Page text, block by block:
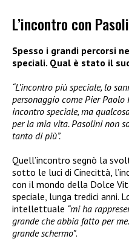
L’incontro con
Spesso i grandi percorsi
speciali. Qual è stato il
“L’incontro più speciale, lo
personaggio come Pier
incontro speciale, ma
per la mia vita. Pasolini non
tanto di più”.
Quell’incontro segnò la
sotto le luci di Cinecittà,
con il mondo della Dolce
speciale, lunga tredici anni.
intellettuale “mi ha
grande che abbia fatto per
grande schermo”.